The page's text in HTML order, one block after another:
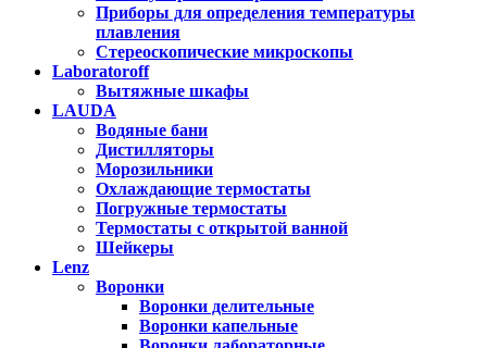
Приборы для определения температуры
плавления
Стереоскопические микроскопы
Laboratoroff
Вытяжные шкафы
LAUDA
Водяные бани
Дистилляторы
Морозильники
Охлаждающие термостаты
Погружные термостаты
Термостаты с открытой ванной
Шейкеры
Lenz
Воронки
Воронки делительные
Воронки капельные